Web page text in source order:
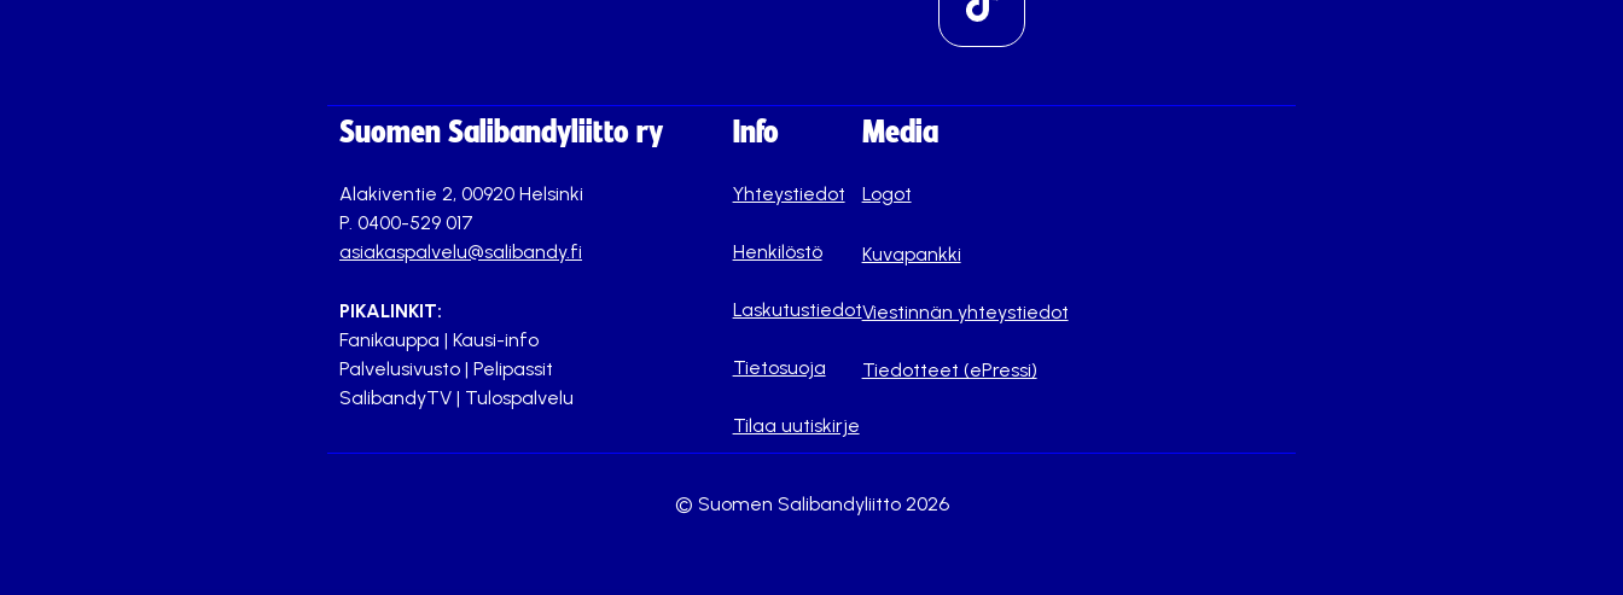
Suomen Salibandyliitto ry
Alakiventie 2, 00920 Helsinki
P. 0400-529 017
asiakaspalvelu@salibandy.fi
PIKALINKIT:
Fanikauppa | Kausi-info
Palvelusivusto | Pelipassit
SalibandyTV | Tulospalvelu
Info
Yhteystiedot
Henkilöstö
Laskutustiedot
Tietosuoja
Tilaa uutiskirje
Media
Logot
Kuvapankki
Viestinnän yhteystiedot
Tiedotteet (ePressi)
© Suomen Salibandyliitto 2026